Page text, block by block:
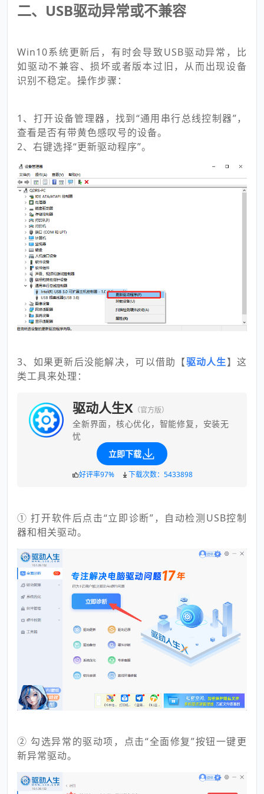
二、USB驱动异常或不兼容
Win10系统更新后，有时会导致USB驱动异常，比
如驱动不兼容、损坏或者版本过旧，从而出现设备
识别不稳定。操作步骤：
1、打开设备管理器，找到“通用串行总线控制器”，
查看是否有带黄色感叹号的设备。
2、右键选择“更新驱动程序”。
3、如果更新后没能解决，可以借助【驱动人生】这
类工具来处理：
驱动人生X （官方版）
全新界面，核心优化，智能修复，安装无
忧
立即下载
好评率97% 下载次数：5433898
① 打开软件后点击“立即诊断”，自动检测USB控制
器和相关驱动。
② 勾选异常的驱动项，点击“全面修复”按钮一键更
新异常驱动。